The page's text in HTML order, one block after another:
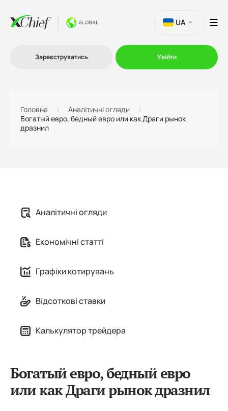
Платформи
UA
Зареєструватись Увійти
Головна
Аналітичні огляди
Богатый евро, бедный евро или как Драги рынок
дразнил
Аналітичні огляди
Економічні статті
Графіки котирувань
Відсоткові ставки
Калькулятор трейдера
Богатый евро, бедный евро
или как Драги рынок дразнил